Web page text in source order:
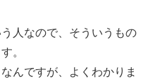
人なので、そういうもの
。
んですが、よくわかりま